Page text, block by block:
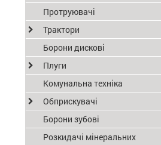
Протруювачі
Трактори
Борони дискові
Плуги
Комунальна техніка
Обприскувачі
Борони зубові
Розкидачі мінеральних